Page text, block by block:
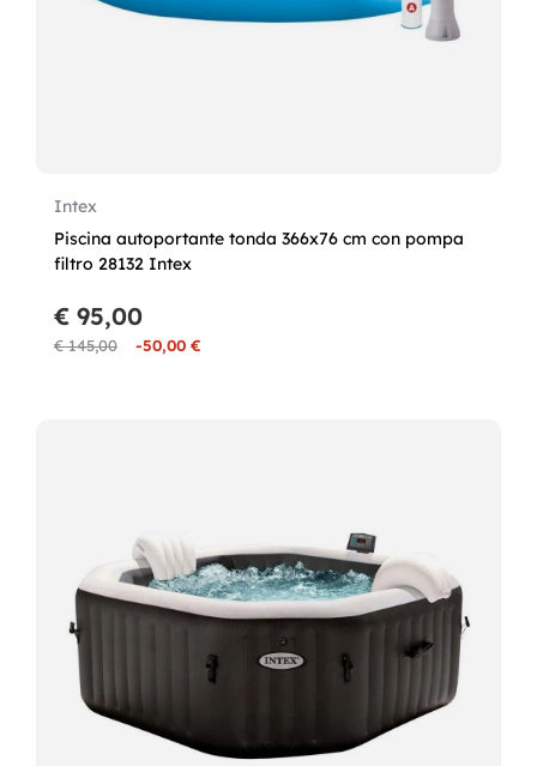
Intex
Piscina autoportante tonda 366x76 cm con pompa
filtro 28132 Intex
€ 145,00 -50,00 €
€ 95,00